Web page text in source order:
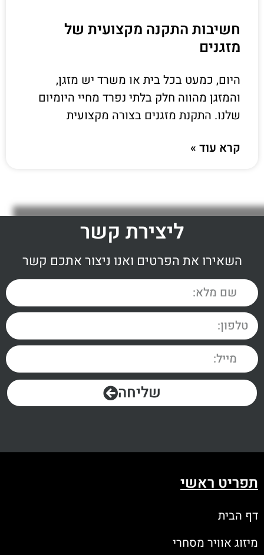
חשיבות התקנה מקצועית של
מזגנים
היום, כמעט בכל בית או משרד יש מזגן,
והמזגן מהווה חלק בלתי נפרד מחיי היומיום
שלנו. התקנת מזגנים בצורה מקצועית
קרא עוד »
ליצירת קשר
השאירו את הפרטים ואנו ניצור אתכם קשר
שליחה
תפריט ראשי
דף הבית
מיזוג אוויר מסחרי